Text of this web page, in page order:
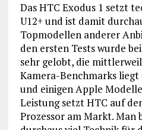
Das HTC Exodus 1 setzt
U12+ und ist damit
Topmodellen anderer
den ersten Tests wurde
sehr gelobt, die
Kamera-Benchmarks liegt
und einigen Apple
Leistung setzt HTC auf
Prozessor am Markt. Man